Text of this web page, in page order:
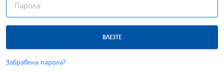
ВЛЕЗТЕ
Забравена парола?